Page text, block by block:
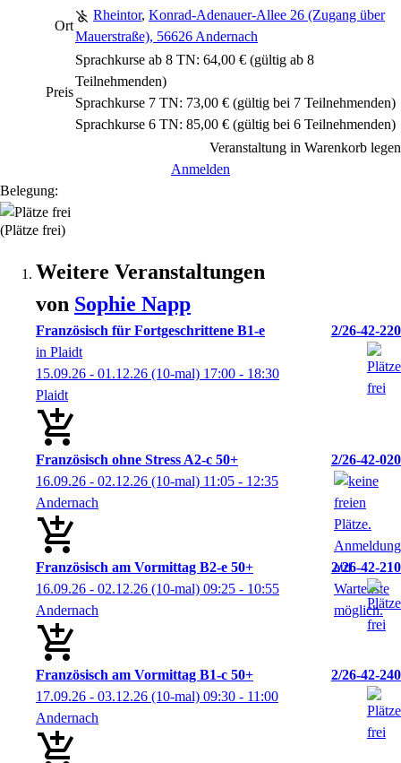
Ort
Rheintor, Konrad-Adenauer-Allee 26 (Zugang über
Mauerstraße), 56626 Andernach
Preis
Sprachkurse ab 8 TN: 64,00 € (gültig ab 8
Teilnehmenden)
Sprachkurse 7 TN: 73,00 € (gültig bei 7 Teilnehmenden)
Sprachkurse 6 TN: 85,00 € (gültig bei 6 Teilnehmenden)
Veranstaltung in Warenkorb legen
Anmelden
Belegung:
(Plätze frei)
Weitere Veranstaltungen
von Sophie Napp
Französisch für Fortgeschrittene B1-e
2/26-42-220
in Plaidt
15.09.26 - 01.12.26 (10-mal) 17:00 - 18:30
Plaidt
Französisch ohne Stress A2-c 50+
2/26-42-020
16.09.26 - 02.12.26 (10-mal) 11:05 - 12:35
Andernach
Französisch am Vormittag B2-e 50+
2/26-42-210
16.09.26 - 02.12.26 (10-mal) 09:25 - 10:55
Andernach
Französisch am Vormittag B1-c 50+
2/26-42-240
17.09.26 - 03.12.26 (10-mal) 09:30 - 11:00
Andernach